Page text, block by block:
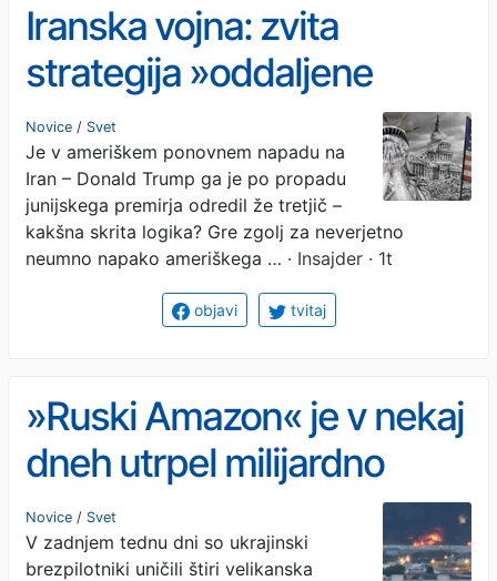
Iranska vojna: zvita
strategija »oddaljene
blokade« in ropa neumnih
zaveznikov - ali samomor
ZDA?
Novice / Svet
Je v ameriškem ponovnem napadu na
Iran – Donald Trump ga je po propadu
junijskega premirja odredil že tretjič –
kakšna skrita logika? Gre zgolj za neverjetno
neumno napako ameriškega … · Insajder · 1t
objavi tvitaj
»Ruski Amazon« je v nekaj
dneh utrpel milijardno
škodo: uničeno tudi
skladišče v bližini Moskve
Novice / Svet
V zadnjem tednu dni so ukrajinski
brezpilotniki uničili štiri velikanska